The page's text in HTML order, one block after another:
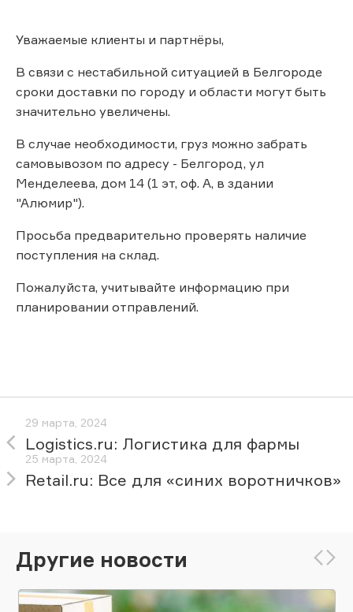
Уважаемые клиенты и партнёры,
В связи с нестабильной ситуацией в Белгороде
сроки доставки по городу и области могут быть
значительно увеличены.
В случае необходимости, груз можно забрать
самовывозом по адресу - Белгород, ул
Менделеева, дом 14 (1 эт, оф. А, в здании
"Алюмир").
Просьба предварительно проверять наличие
поступления на склад.
Пожалуйста, учитывайте информацию при
планировании отправлений.
29 марта, 2024
Logistics.ru: Логистика для фармы
25 марта, 2024
Retail.ru: Все для «синих воротничков»
Другие новости